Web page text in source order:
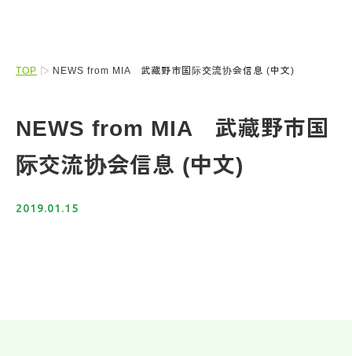
TOP NEWS from MIA 武藏野市国际交流协会信息 (中文)
NEWS from MIA 武藏野市国
际交流协会信息 (中文)
2019.01.15